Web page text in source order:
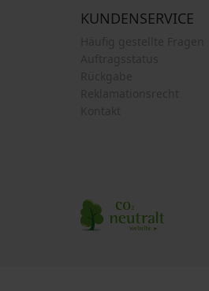
KUNDENSERVICE